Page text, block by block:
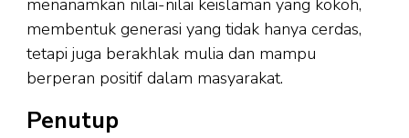
menanamkan nilai-nilai keislaman yang kokoh,
membentuk generasi yang tidak hanya cerdas,
tetapi juga berakhlak mulia dan mampu
berperan positif dalam masyarakat.
Penutup